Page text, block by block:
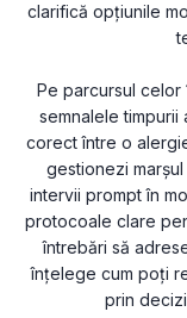
clarifică opțiunile
Pe parcursul celor
semnalele
corect între o
gestionezi
intervii prompt în
protocoale clare
întrebări să
înțelege cum poți
prin